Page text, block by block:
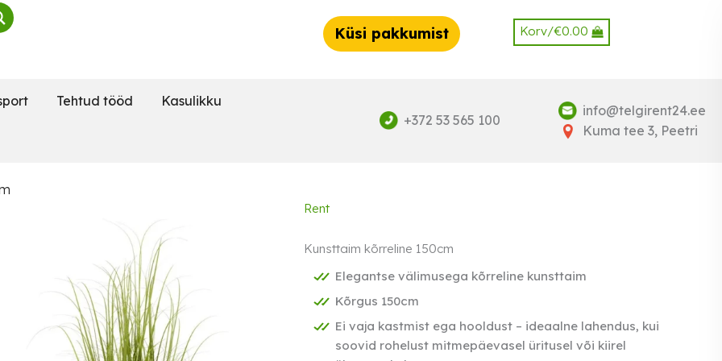
Korv/€0.00
Küsi pakkumist
Tehtud tööd Kasulikku
+372 53 565 100
info@telgirent24.ee
Kuma tee 3, Peetri
Rent
Kunsttaim kõrreline 150cm
Elegantse välimusega kõrreline kunsttaim
Kõrgus 150cm
Ei vaja kastmist ega hooldust – ideaalne lahendus, kui
soovid rohelust mitmepäevasel üritusel või kiirel